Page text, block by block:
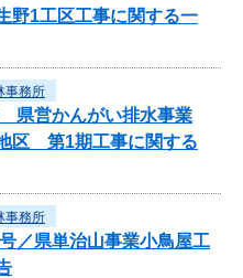
野1工区工事に関する一
事務所
県営かんがい排水事業
区 第1期工事に関する
事務所
／県単治山事業小鳥屋工